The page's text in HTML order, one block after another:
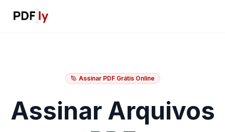
Assinar PDF Grátis Online
Assinar Arquivos